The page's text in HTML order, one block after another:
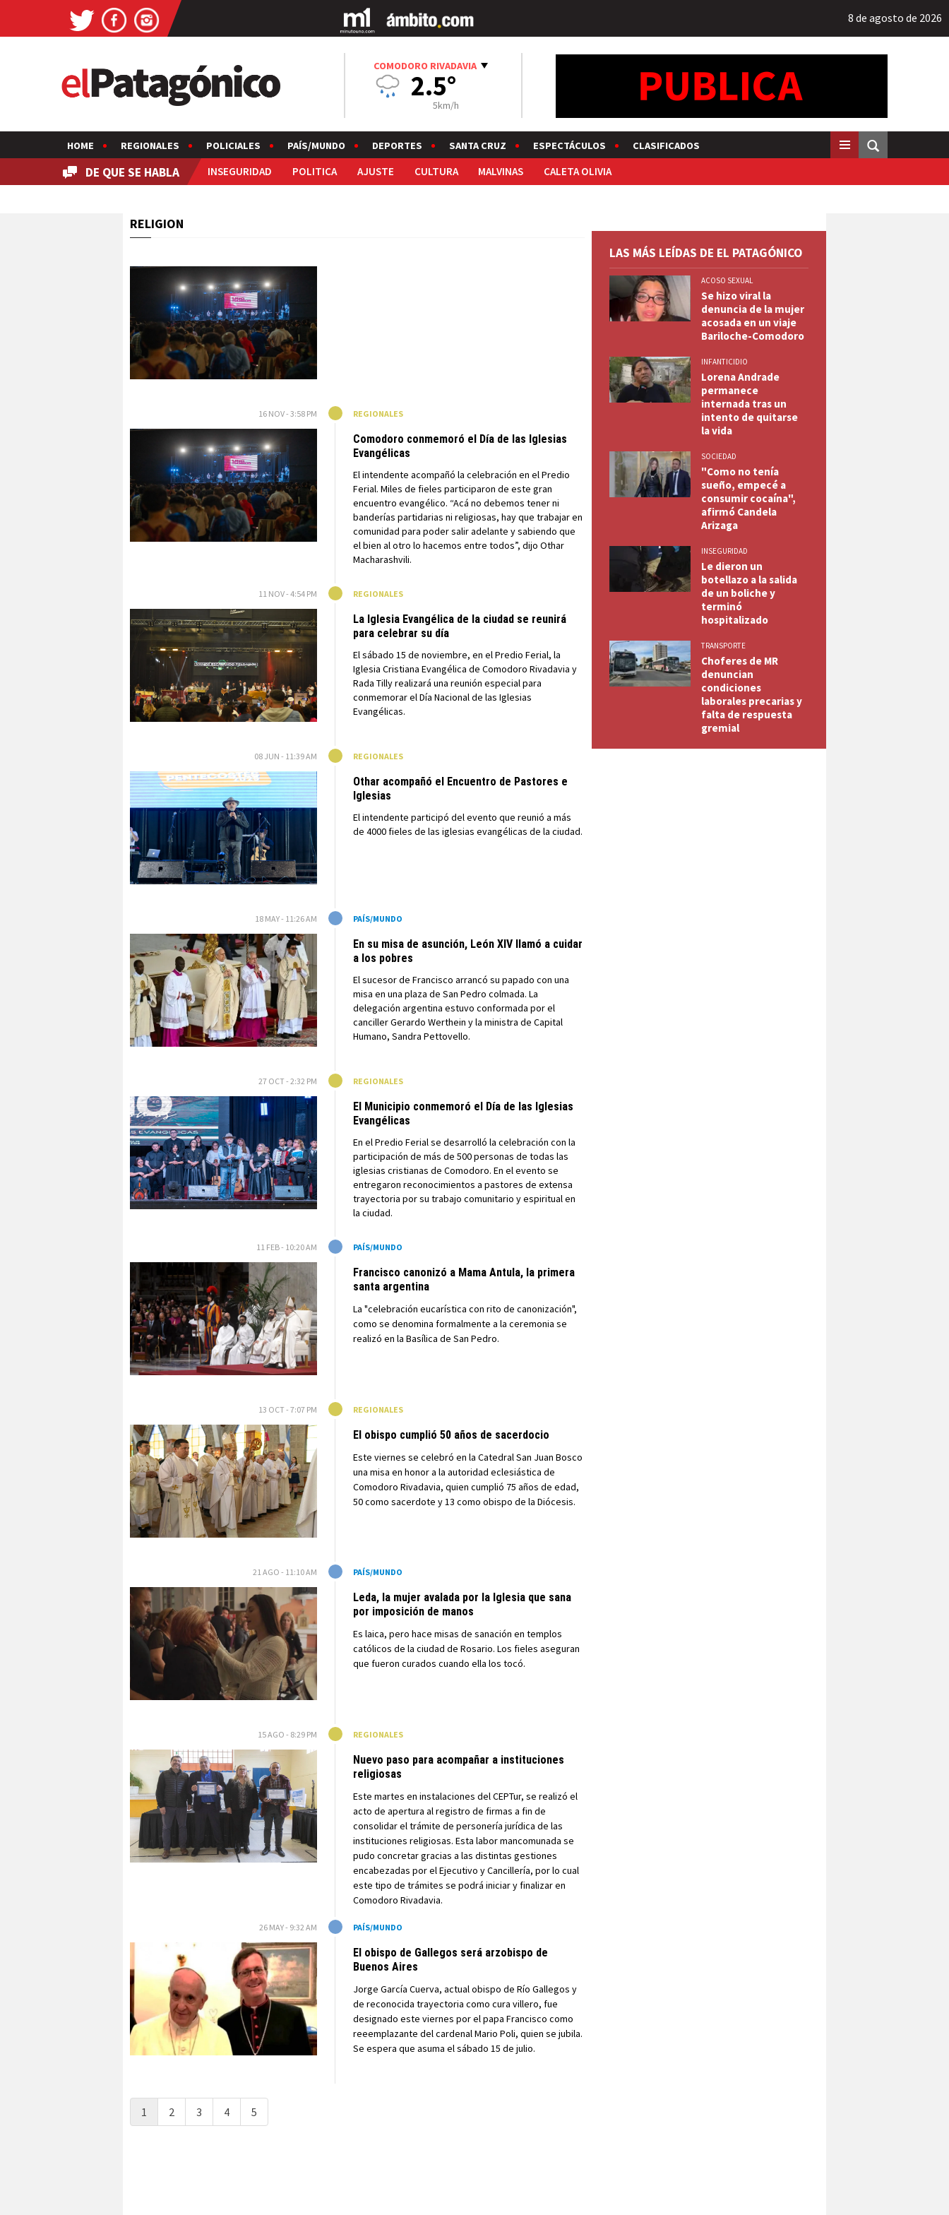
8 de agosto de 2026
COMODORO RIVADAVIA
2.5°
5km/h
HOME REGIONALES POLICIALES PAÍS/MUNDO DEPORTES SANTA CRUZ ESPECTÁCULOS CLASIFICADOS
DE QUE SE HABLA INSEGURIDAD POLITICA AJUSTE CULTURA MALVINAS CALETA OLIVIA
RELIGION
16 NOV - 3:58 PM REGIONALES
Comodoro conmemoró el Día de las Iglesias
Evangélicas
El intendente acompañó la celebración en el Predio
Ferial. Miles de fieles participaron de este gran
encuentro evangélico. “Acá no debemos tener ni
banderías partidarias ni religiosas, hay que trabajar en
comunidad para poder salir adelante y sabiendo que
el bien al otro lo hacemos entre todos”, dijo Othar
Macharashvili.
11 NOV - 4:54 PM REGIONALES
La Iglesia Evangélica de la ciudad se reunirá
para celebrar su día
El sábado 15 de noviembre, en el Predio Ferial, la
Iglesia Cristiana Evangélica de Comodoro Rivadavia y
Rada Tilly realizará una reunión especial para
conmemorar el Día Nacional de las Iglesias
Evangélicas.
08 JUN - 11:39 AM REGIONALES
Othar acompañó el Encuentro de Pastores e
Iglesias
El intendente participó del evento que reunió a más
de 4000 fieles de las iglesias evangélicas de la ciudad.
18 MAY - 11:26 AM PAÍS/MUNDO
En su misa de asunción, León XIV llamó a cuidar
a los pobres
El sucesor de Francisco arrancó su papado con una
misa en una plaza de San Pedro colmada. La
delegación argentina estuvo conformada por el
canciller Gerardo Werthein y la ministra de Capital
Humano, Sandra Pettovello.
27 OCT - 2:32 PM REGIONALES
El Municipio conmemoró el Día de las Iglesias
Evangélicas
En el Predio Ferial se desarrolló la celebración con la
participación de más de 500 personas de todas las
iglesias cristianas de Comodoro. En el evento se
entregaron reconocimientos a pastores de extensa
trayectoria por su trabajo comunitario y espiritual en
la ciudad.
11 FEB - 10:20 AM PAÍS/MUNDO
Francisco canonizó a Mama Antula, la primera
santa argentina
La "celebración eucarística con rito de canonización",
como se denomina formalmente a la ceremonia se
realizó en la Basílica de San Pedro.
13 OCT - 7:07 PM REGIONALES
El obispo cumplió 50 años de sacerdocio
Este viernes se celebró en la Catedral San Juan Bosco
una misa en honor a la autoridad eclesiástica de
Comodoro Rivadavia, quien cumplió 75 años de edad,
50 como sacerdote y 13 como obispo de la Diócesis.
21 AGO - 11:10 AM PAÍS/MUNDO
Leda, la mujer avalada por la Iglesia que sana
por imposición de manos
Es laica, pero hace misas de sanación en templos
católicos de la ciudad de Rosario. Los fieles aseguran
que fueron curados cuando ella los tocó.
15 AGO - 8:29 PM REGIONALES
Nuevo paso para acompañar a instituciones
religiosas
Este martes en instalaciones del CEPTur, se realizó el
acto de apertura al registro de firmas a fin de
consolidar el trámite de personería jurídica de las
instituciones religiosas. Esta labor mancomunada se
pudo concretar gracias a las distintas gestiones
encabezadas por el Ejecutivo y Cancillería, por lo cual
este tipo de trámites se podrá iniciar y finalizar en
Comodoro Rivadavia.
26 MAY - 9:32 AM PAÍS/MUNDO
El obispo de Gallegos será arzobispo de
Buenos Aires
Jorge García Cuerva, actual obispo de Río Gallegos y
de reconocida trayectoria como cura villero, fue
designado este viernes por el papa Francisco como
reeemplazante del cardenal Mario Poli, quien se jubila.
Se espera que asuma el sábado 15 de julio.
1 2 3 4 5
LAS MÁS LEÍDAS DE EL PATAGÓNICO
ACOSO SEXUAL
Se hizo viral la
denuncia de la mujer
acosada en un viaje
Bariloche-Comodoro
INFANTICIDIO
Lorena Andrade
permanece
internada tras un
intento de quitarse
la vida
SOCIEDAD
"Como no tenía
sueño, empecé a
consumir cocaína",
afirmó Candela
Arizaga
INSEGURIDAD
Le dieron un
botellazo a la salida
de un boliche y
terminó
hospitalizado
TRANSPORTE
Choferes de MR
denuncian
condiciones
laborales precarias y
falta de respuesta
gremial